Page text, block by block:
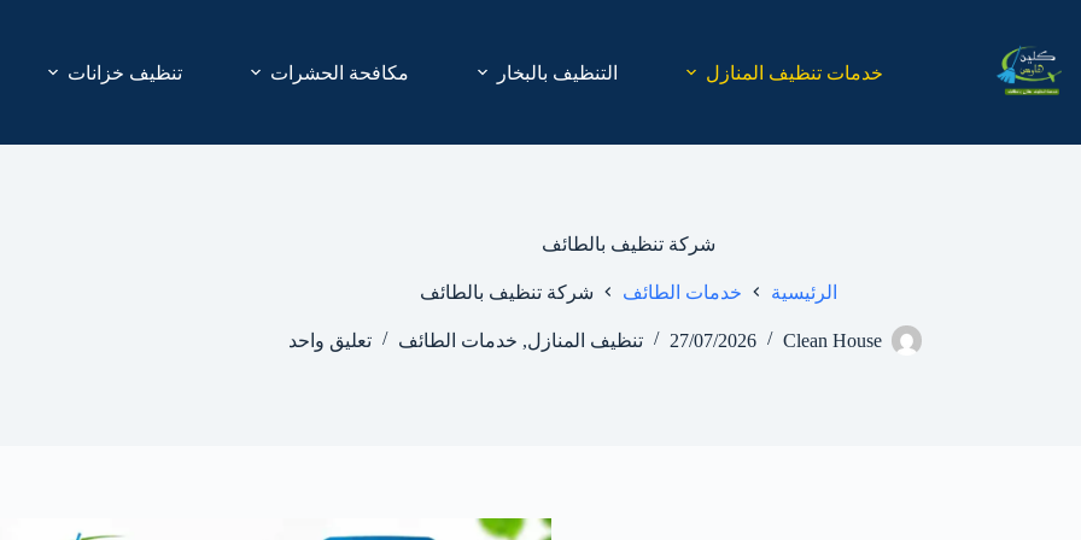
المحتوى
خدمات تنظيف المنازل التنظيف بالبخار مكافحة الحشرات تنظيف خزانات
شركة تنظيف بالطائف
الرئيسية خدمات الطائف شركة تنظيف بالطائف
Clean House
27/07/2026 تنظيف المنازل, خدمات الطائف تعليق واحد